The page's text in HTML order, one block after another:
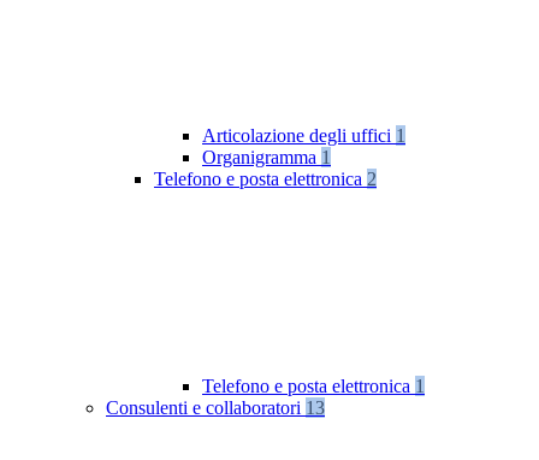
Articolazione degli uffici 1
Organigramma 1
Telefono e posta elettronica 2
Telefono e posta elettronica 1
Consulenti e collaboratori 13